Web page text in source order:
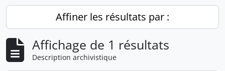
Affiner les résultats par :
Affichage de 1 résultats
Description archivistique